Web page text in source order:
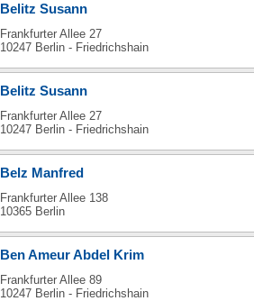
Belitz Susann
Frankfurter Allee 27
10247 Berlin - Friedrichshain
Belitz Susann
Frankfurter Allee 27
10247 Berlin - Friedrichshain
Belz Manfred
Frankfurter Allee 138
10365 Berlin
Ben Ameur Abdel Krim
Frankfurter Allee 89
10247 Berlin - Friedrichshain